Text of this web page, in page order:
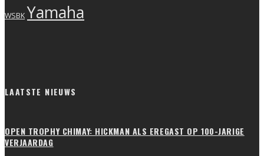
WSBK Yamaha
LAATSTE NIEUWS
OPEN TROPHY CHIMAY: HICKMAN ALS EREGAST OP 100-JARIGE
VERJAARDAG